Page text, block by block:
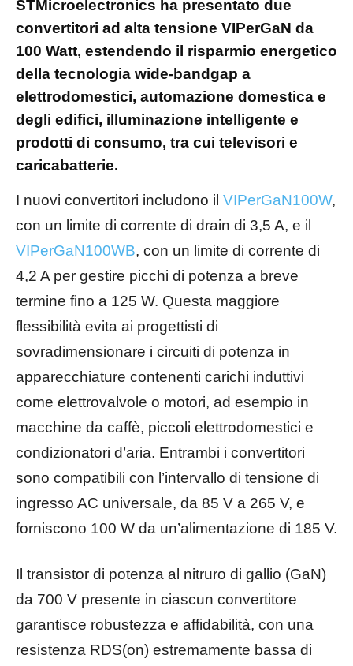
STMicroelectronics ha presentato due
convertitori ad alta tensione VIPerGaN da
100 Watt, estendendo il risparmio energetico
della tecnologia wide-bandgap a
elettrodomestici, automazione domestica e
degli edifici, illuminazione intelligente e
prodotti di consumo, tra cui televisori e
caricabatterie.
I nuovi convertitori includono il VIPerGaN100W,
con un limite di corrente di drain di 3,5 A, e il
VIPerGaN100WB, con un limite di corrente di
4,2 A per gestire picchi di potenza a breve
termine fino a 125 W. Questa maggiore
flessibilità evita ai progettisti di
sovradimensionare i circuiti di potenza in
apparecchiature contenenti carichi induttivi
come elettrovalvole o motori, ad esempio in
macchine da caffè, piccoli elettrodomestici e
condizionatori d’aria. Entrambi i convertitori
sono compatibili con l’intervallo di tensione di
ingresso AC universale, da 85 V a 265 V, e
forniscono 100 W da un’alimentazione di 185 V.
Il transistor di potenza al nitruro di gallio (GaN)
da 700 V presente in ciascun convertitore
garantisce robustezza e affidabilità, con una
resistenza RDS(on) estremamente bassa di